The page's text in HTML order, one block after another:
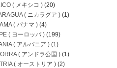
( メキシコ ) (20)
( ニカラグア ) (1)
( パナマ ) (4)
( ヨーロッパ ) (199)
( アルバニア ) (1)
( アンドラ公国 ) (1)
( オーストリア ) (2)